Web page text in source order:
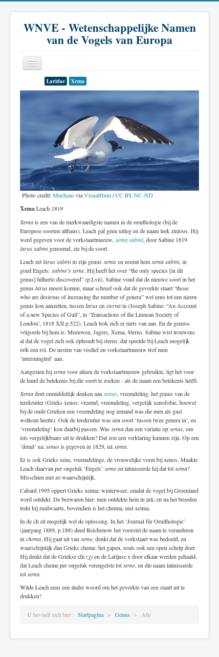
WNVE - Wetenschappelijke Namen
van de Vogels van Europa
Genus
Historie
Literatuur
Laridae Xema
Photo credit:MuchaxoviaVisualHunt/CC BY-NC-ND
XemaLeach 1819
Xemais een van de merkwaardigste namen in de ornithologie (bij de
Europese soorten althans). Leach gaf geen uitleg en de naam leek zinloos. Hij
werd gegeven voor de vorkstaartmeeuw, xema sabini, door Sabine 1819
larus sabinigenoemd, zie bij de soort.
Leach zetlarus sabiniin zijn genus xema en noemt hem xema sabini, in
goed Engels: sabine’s xeme. Hij heeft het over “the only species [in dit
genus] hitherto discovered” (p.Lvii). Sabine vond dat de nieuwe soort in het
genus larusmoest komen, maar schreef ook dat de gevorkte staart “those
who are desirous of increasing the number of genera” wel eens tot een nieuw
genus kon aanzetten, tussen larusen sternain (Joseph Sabine: “An Account
of a new Species of Gull”, in ‘Transactions of the Linnean Society of
London’, 1818 XII p.522). Leach trok zich er niets van aan. En de genera-
vólgorde bij hem is: Meeuwen, Jagers, Xema, Sterns. Sabine wist trouwens
al dat de vogel zich ook óphoudt bij sterns: dat speelde bij Leach mogelijk
óók een rol. De nesten van visdief en vorkstaartmeeuw trof men
‘intermingled’ aan.
Aangezien hij xemavoor alleen de vorkstaartmeeuw gebruikte, ligt het voor
de hand de betekenis bij die soort te zoeken - als de naam een betekenis hééft.
Xemadoet onmiddellijk denken aan xenus, vreemdeling, het genus van de
terekruiter (Grieks xenos: vreemd, vreemdeling, vergelijk xenofobie, hoewel
bij de oude Grieken een vreemdeling nog iemand was die men als gast
welkom heette). Ook de terekruiter was een soort ‘tussen twee genera in’, en
‘vreemdeling’ kon daarbij passen. Was xemadan een variatie op xenus, om
iets vergelijkbaars uit te drukken? Dat zou een verklaring kunnen zijn. Op een
‘detail’ na: xenusis gegeven in 1829, ná xema.
Er is ook Grieks xene, vreemdelinge, de vrouwelijke vorm bij xenos. Maakte
Leach daarvan per ongeluk ‘Engels’ xemeen latiniseerde hij dat tot xema?
Misschien niet zo waarschijnlijk.
Cabard 1995 oppert Grieks xeima: winterweer, omdat de vogel bij Groenland
werd ontdekt. De bezwaren hier: men ontdekte hem in juli, en na het broeden
trekt hij zuidwaarts, bovendien is het cheima, niet xeima.
In de ch zit mogelijk wel de oplossing. In het ‘Journal für Ornithologie’
(jaargang 1889, p.188) deed Reichenow het voorstel de naam te veranderen
in chema. Hij gaat uit van xeme, denkt dat de vorkstaart was bedoeld, en
waarschijnlijk dan Grieks cheme: het gapen, zoals ook een open schelp doet.
Hij denkt dat de Griekse chi (χ) en de Latijnse x door elkaar werden gehaald,
dat Leach cheme per ongeluk verengelste tot xeme, en díe naam latiniseerde
tot xema.
Wilde Leach eens een ánder woord om het gevorkte van een staart uit te
drukken?
U bevindt zich hier: Startpagina Genus Alle